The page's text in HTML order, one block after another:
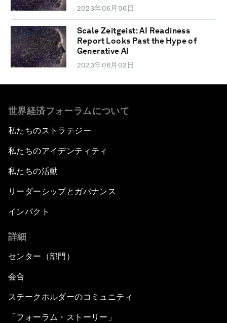
2023年06月06日
Scale Zeitgeist: AI Readiness
Report Looks Past the Hype of
Generative AI
2023年06月02日
世界経済フォーラムについて
私たちのストラテジー
私たちのアイデンティティ
私たちの活動
リーダーシップとガバナンス
インパクト
詳細
センター（部門）
会合
ステークホルダーのコミュニティ
「フォーラム・ストーリー」